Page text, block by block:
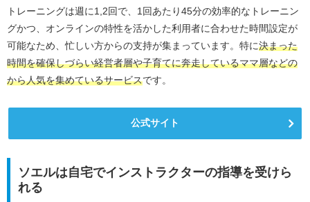
トレーニングは週に1,2回で、1回あたり45分の効率的なトレーニン
グかつ、オンラインの特性を活かした利用者に合わせた時間設定が
可能なため、忙しい方からの支持が集まっています。特に決まった
時間を確保しづらい経営者層や子育てに奔走しているママ層などの
から人気を集めているサービスです。
公式サイト
ソエルは自宅でインストラクターの指導を受けら
れる